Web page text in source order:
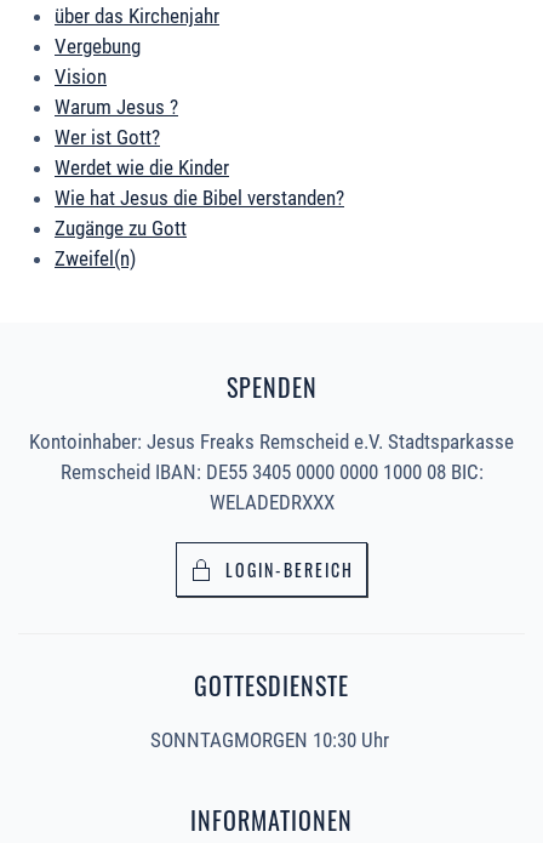
über das Kirchenjahr
Vergebung
Vision
Warum Jesus ?
Wer ist Gott?
Werdet wie die Kinder
Wie hat Jesus die Bibel verstanden?
Zugänge zu Gott
Zweifel(n)
SPENDEN
Kontoinhaber: Jesus Freaks Remscheid e.V. Stadtsparkasse
Remscheid IBAN: DE55 3405 0000 0000 1000 08 BIC:
WELADEDRXXX
LOGIN-BEREICH
GOTTESDIENSTE
SONNTAGMORGEN 10:30 Uhr
INFORMATIONEN